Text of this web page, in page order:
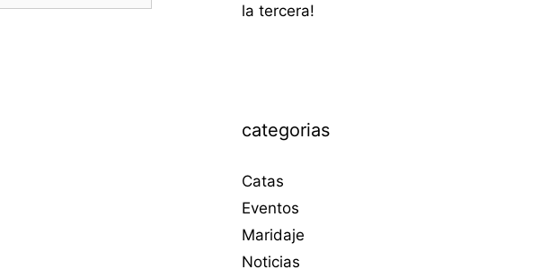
la tercera!
categorias
Catas
Eventos
Maridaje
Noticias